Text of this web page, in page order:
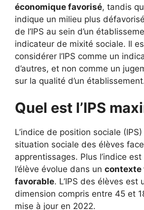
économique favorisé, tandis
indique un milieu plus
de l’IPS au sein d’un
indicateur de mixité sociale. Il
considérer l’IPS comme un
d’autres, et non comme un
sur la qualité d’un
Quel est l’IPS
L’indice de position sociale
situation sociale des élèves
apprentissages. Plus l’indice
l’élève évolue dans un contexte
favorable. L’IPS des élèves est
dimension compris entre 45 et
mise à jour en 2022.